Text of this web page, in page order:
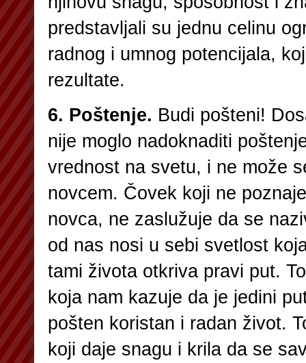
predstavljali su jednu celinu
radnog i umnog potencijala,
rezultate.
6. Poštenje. Budi pošteni!
nije moglo nadoknaditi
vrednost na svetu, i ne može
novcem. Čovek koji ne
novca, ne zaslužuje da se
od nas nosi u sebi svetlost
tami života otkriva pravi put.
koja nam kazuje da je jedini
pošten koristan i radan život.
koji daje snagu i krila da se